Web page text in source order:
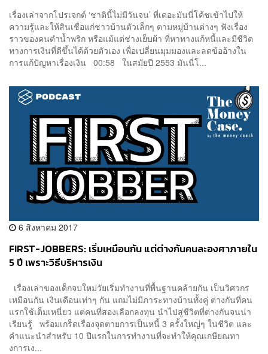
เรื่องเล่าจากโปรเจกต์ ‘ชาตินี้ไม่มีวันจน’ ที่เดอะมันนี่โค้ชเข้าไปให้
ความรู้และให้สินเชื่อแก่ชาวบ้านตัวเล็กๆ ตามหมู่บ้านต่างๆ ฟังเรื่อง
ราวของคนตำน้ำพริก หรือแม้แต่ช่างเย็บผ้า ที่หาทางแก้หนี้และมีชีวิต
ทางการเงินที่ดีขึ้นได้ด้วยตัวเอง เพื่อเปลี่ยนมุมมองและลดข้ออ้างใน
การแก้ปัญหาเรื่องเงิน 00:58 ในสมัยปี 2553 มันนี่โ...
6 สิงหาคม 2017
FIRST-JOBBERS: เริ่มเหมือนกัน แต่ต่างกันคนละองศาภายใน
5 ปี เพราะวิธีบริหารเงิน
เรื่องเล่าของเด็กจบใหม่วัยเริ่มทำงานที่พื้นฐานคล้ายกัน เป็นวิศวกร
เหมือนกัน เงินเดือนเท่าๆ กัน แถมไม่มีภาระทางบ้านทั้งคู่ ต่างกันที่คน
แรกใช้เต็มเหนี่ยว แต่คนที่สองเลือกลงทุน นำไปสู่ชีวิตที่ต่างกันจนน่า
เรียนรู้ พร้อมเกร็ดเรื่องจุดตายการเป็นหนี้ 3 ครั้งใหญ่ๆ ในชีวิต และ
คำแนะนำสำหรับ 10 ปีแรกในการทำงานที่จะทำให้คุณเกษียณทา
งการเง...